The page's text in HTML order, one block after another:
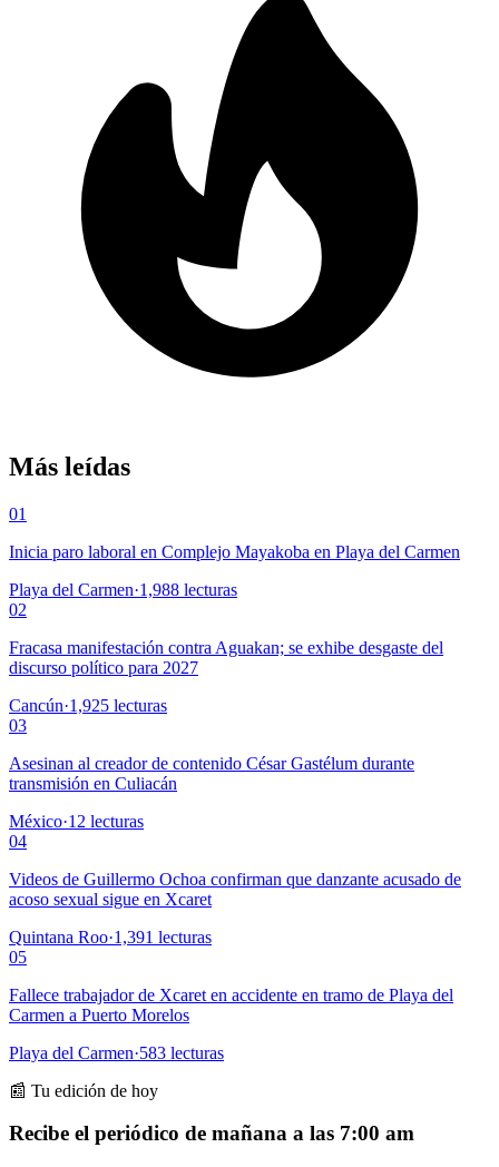
Más leídas
01
Inicia paro laboral en Complejo Mayakoba en Playa del Carmen
Playa del Carmen·1,988 lecturas
02
Fracasa manifestación contra Aguakan; se exhibe desgaste del
discurso político para 2027
Cancún·1,925 lecturas
03
Asesinan al creador de contenido César Gastélum durante
transmisión en Culiacán
México·12 lecturas
04
Videos de Guillermo Ochoa confirman que danzante acusado de
acoso sexual sigue en Xcaret
Quintana Roo·1,391 lecturas
05
Fallece trabajador de Xcaret en accidente en tramo de Playa del
Carmen a Puerto Morelos
Playa del Carmen·583 lecturas
📰 Tu edición de hoy
Recibe el periódico de mañana a las 7:00 am